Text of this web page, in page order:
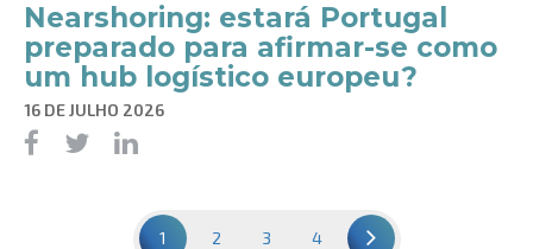
​Nearshoring: estará Portugal
preparado para afirmar-se como
um hub logístico europeu?
16 DE JULHO 2026
1 2 3 4